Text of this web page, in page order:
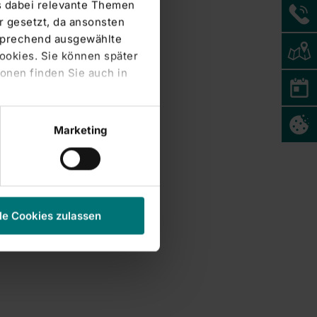
relevante Themen
gesetzt, da ansonsten
ausgewählte
Sie können später
finden Sie auch in
Marketing
Cookies zulassen